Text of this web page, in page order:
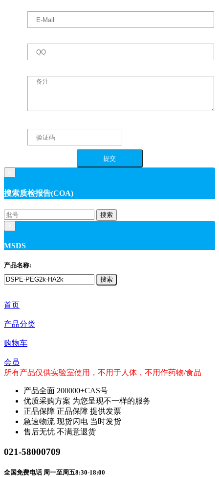
搜索质检报告(COA)
搜索
MSDS
产品名称:
搜索
首页
产品分类
购物车
会员
所有产品仅供实验室使用，不用于人体，不用作药物/食品
产品全面 200000+CAS号
优质采购方案 为您呈现不一样的服务
正品保障 正品保障 提供发票
急速物流 现货闪电 当时发货
售后无忧 不满意退货
021-58000709
全国免费电话 周一至周五8:30-18:00